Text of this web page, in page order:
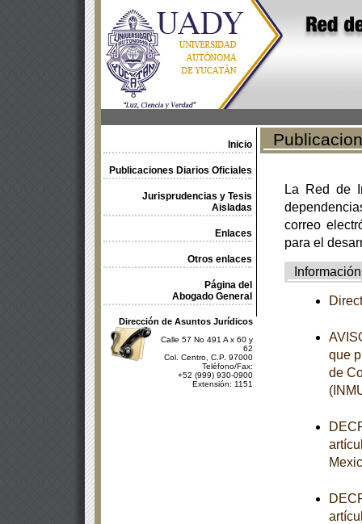
Inicio
Publicaciones Diarios Oficiales
Jurisprudencias y Tesis
Aisladas
Enlaces
Otros enlaces
Página del
Abogado General
Dirección de Asuntos Jurídicos
Calle 57 No 491 A x 60 y
62
Col. Centro, C.P. 97000
Teléfono/Fax:
+52 (999) 930-0900
Extensión: 1151
La Red de
correo
para el
Información
que
de